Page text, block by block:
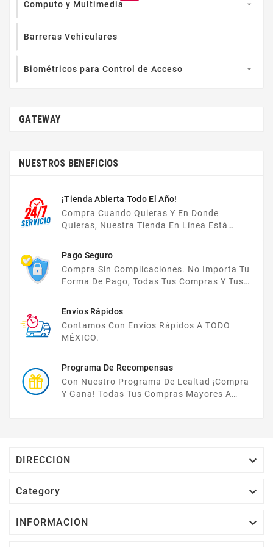
Computo y Multimedia 
Barreras Vehiculares
Biométricos para Control de Acceso 
GATEWAY
NUESTROS BENEFICIOS
¡Tienda Abierta Todo El Año!
Compra Cuando Quieras Y En Donde
Quieras, Nuestra Tienda En Línea Está
Pago Seguro
Compra Sin Complicaciones. No Importa Tu
Forma De Pago, Todas Tus Compras Y Tus
Envíos Rápidos
Contamos Con Envíos Rápidos A TODO
MÉXICO.
Programa De Recompensas
Con Nuestro Programa De Lealtad ¡compra
Y Gana! Todas Tus Compras Mayores A
DIRECCION 
Category 
INFORMACION 